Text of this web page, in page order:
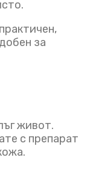
за
живот.
с препарат